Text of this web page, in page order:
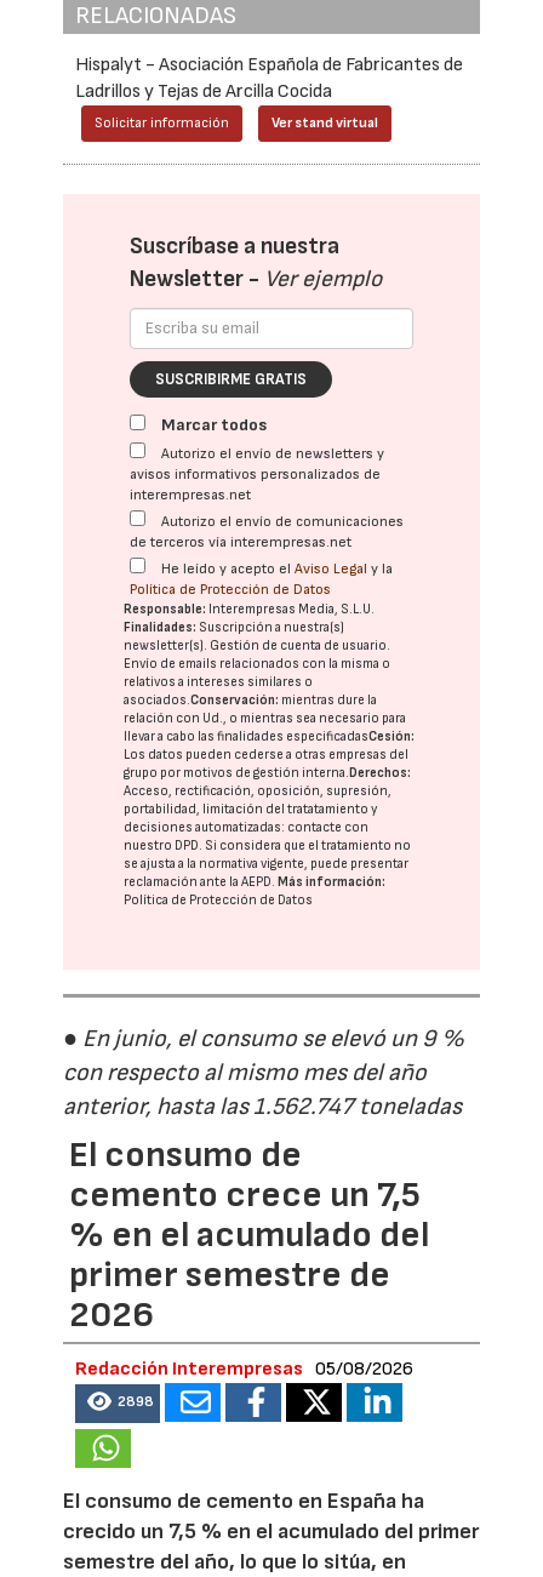
RELACIONADAS
Hispalyt - Asociación Española de Fabricantes de
Ladrillos y Tejas de Arcilla Cocida
Solicitar información Ver stand virtual
Suscríbase a nuestra
Newsletter - Ver ejemplo
SUSCRIBIRME GRATIS
Marcar todos
Autorizo el envío de newsletters y
avisos informativos personalizados de
interempresas.net
Autorizo el envío de comunicaciones
de terceros vía interempresas.net
He leído y acepto elAviso Legal y la
Política de Protección de Datos
Responsable: Interempresas Media, S.L.U.
Finalidades: Suscripción a nuestra(s)
newsletter(s). Gestión de cuenta de usuario.
Envío de emails relacionados con la misma o
relativos a intereses similares o
asociados.Conservación: mientras dure la
relación con Ud., o mientras sea necesario para
llevar a cabo las finalidades especificadasCesión:
Los datos pueden cederse a otras empresas del
grupo por motivos de gestión interna.Derechos:
Acceso, rectificación, oposición, supresión,
portabilidad, limitación del tratatamiento y
decisiones automatizadas: contacte con
nuestro DPD. Si considera que el tratamiento no
se ajusta a la normativa vigente, puede presentar
reclamación ante laAEPD.Más información:
Política de Protección de Datos
● En junio, el consumo se elevó un 9 %
con respecto al mismo mes del año
anterior, hasta las 1.562.747 toneladas
El consumo de
cemento crece un 7,5
% en el acumulado del
primer semestre de
2026
Redacción Interempresas 05/08/2026
2898
El consumo de cemento en España ha
crecido un 7,5 % en el acumulado del primer
semestre del año, lo que lo sitúa, en